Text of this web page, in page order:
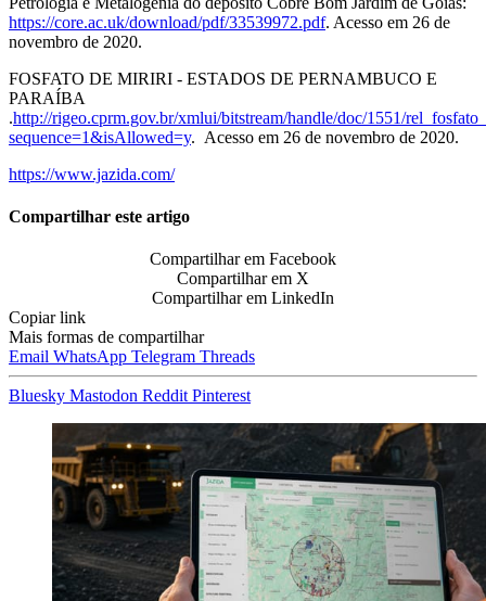
https://core.ac.uk/download/pdf/33539972.pdf. Acesso em 26 de
novembro de 2020.
FOSFATO DE MIRIRI - ESTADOS DE PERNAMBUCO E
PARAÍBA
.http://rigeo.cprm.gov.br/xmlui/bitstream/handle/doc/1551/
sequence=1&isAllowed=y. Acesso em 26 de novembro de 2020.
https://www.jazida.com/
Compartilhar este artigo
Compartilhar em Facebook
Compartilhar em X
Compartilhar em LinkedIn
Copiar link
Mais formas de compartilhar
Email WhatsApp Telegram Threads
Bluesky Mastodon RedditPinterest